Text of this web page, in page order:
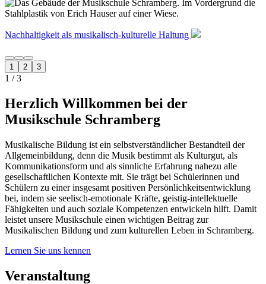
Nachhaltigkeit als musikalisch-kulturelle Haltung
1 2 3
1 / 3
Herzlich Willkommen bei der
Musikschule Schramberg
Musikalische Bildung ist ein selbstverständlicher Bestandteil der
Allgemeinbildung, denn die Musik bestimmt als Kulturgut, als
Kommunikationsform und als sinnliche Erfahrung nahezu alle
gesellschaftlichen Kontexte mit. Sie trägt bei Schülerinnen und
Schülern zu einer insgesamt positiven Persönlichkeitsentwicklung
bei, indem sie seelisch-emotionale Kräfte, geistig-intellektuelle
Fähigkeiten und auch soziale Kompetenzen entwickeln hilft. Damit
leistet unsere Musikschule einen wichtigen Beitrag zur
Musikalischen Bildung und zum kulturellen Leben in Schramberg.
Lernen Sie uns kennen
Veranstaltung